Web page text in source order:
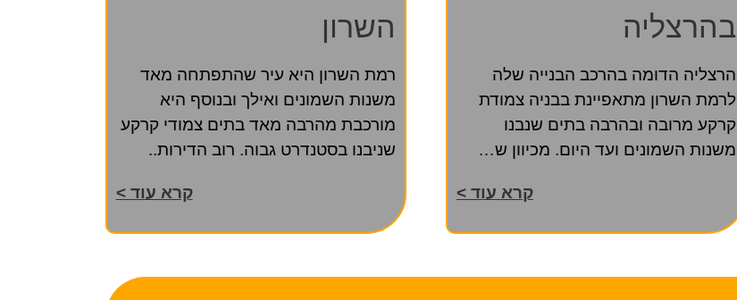
בהרצליה
הרצליה הדומה בהרכב הבנייה שלה
לרמת השרון מתאפיינת בבניה צמודת
קרקע מרובה ובהרבה בתים שנבנו
משנות השמונים ועד היום. מכיוון ש…
קרא עוד >
השרון
רמת השרון היא עיר שהתפתחה מאד
משנות השמונים ואילך ובנוסף היא
מורכבת מהרבה מאד בתים צמודי קרקע
שניבנו בסטנדרט גבוה. רוב הדירות..
קרא עוד >